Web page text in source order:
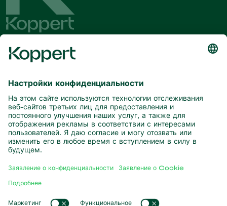
и актуальной информации
Подписаться здесь
Партнерство с природой
Паразитические осы
Полезные нематоды
О компании Koppert
Популярные ссылки